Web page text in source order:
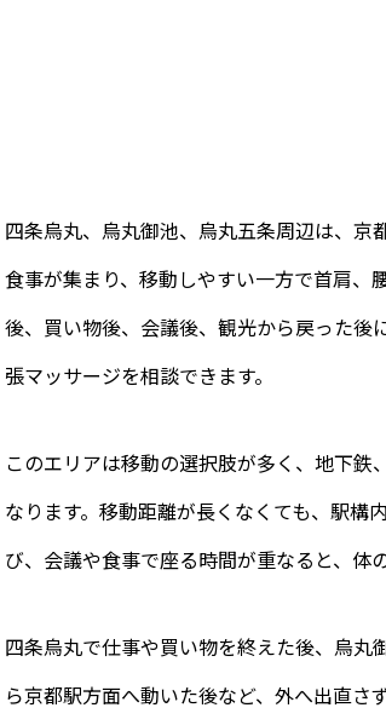
四条烏丸、烏丸御池、烏丸五条周辺は、京
食事が集まり、移動しやすい一方で首肩、
後、買い物後、会議後、観光から戻った後
張マッサージを相談できます。
このエリアは移動の選択肢が多く、地下
なります。移動距離が長くなくても、駅構
び、会議や食事で座る時間が重なると、体
四条烏丸で仕事や買い物を終えた後、烏
ら京都駅方面へ動いた後など、外へ出直さ